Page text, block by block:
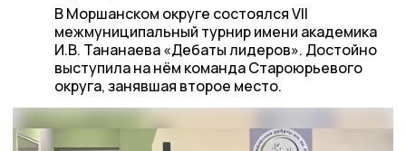
В Моршанском округе состоялся VII
межмуниципальный турнир имени академика
И.В. Тананаева «Дебаты лидеров». Достойно
выступила на нём команда Староюрьевого
округа, занявшая второе место.